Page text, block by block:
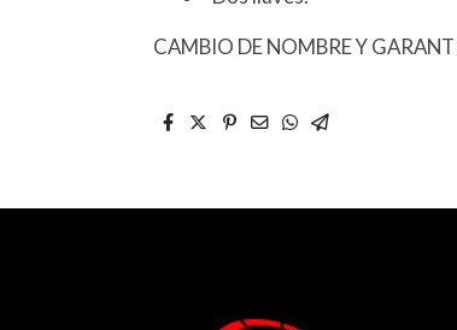
CAMBIO DE NOMBRE Y